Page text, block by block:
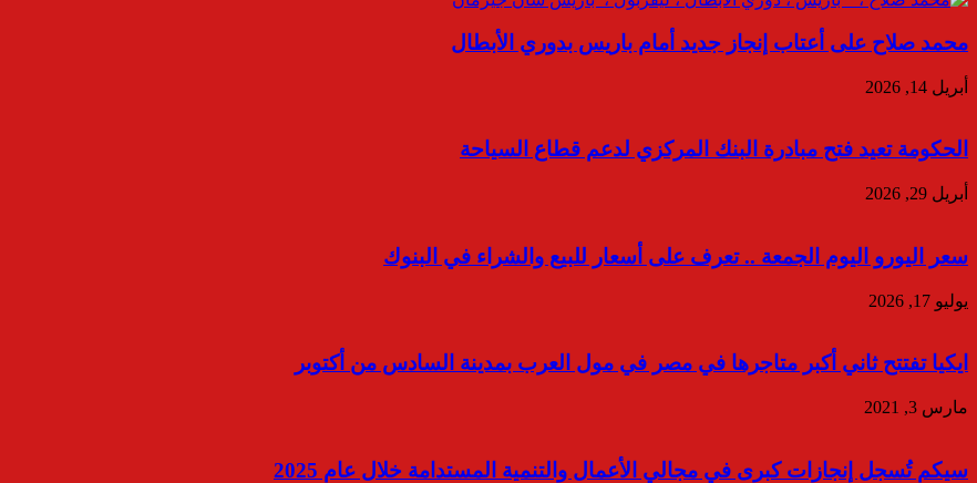
محمد صلاح على أعتاب إنجاز جديد أمام باريس بدوري الأبطال
أبريل 14, 2026
الحكومة تعيد فتح مبادرة البنك المركزي لدعم قطاع السياحة
أبريل 29, 2026
سعر اليورو اليوم الجمعة .. تعرف على أسعار للبيع والشراء في البنوك
يوليو 17, 2026
ايكيا تفتتح ثاني أكبر متاجرها في مصر في مول العرب بمدينة السادس من أكتوبر
مارس 3, 2021
سيكم تُسجل إنجازات كبرى في مجالي الأعمال والتنمية المستدامة خلال عام 2025